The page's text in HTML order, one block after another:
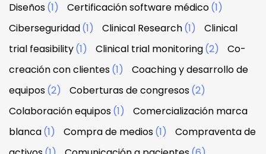
Diseños(1) Certificación software médico(1)
Ciberseguridad(1) Clinical Research(1)
Clinical
trial feasibility(1) Clinical trial monitoring(2)
Co-
creación con clientes(1)
Coaching y desarrollo de
equipos(2) Coberturas de congresos(2)
Colaboración equipos(1)
Comercialización marca
blanca(1) Compra de medios(1)
Compraventa de